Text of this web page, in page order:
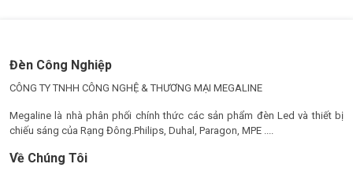
Đèn Công Nghiệp
CÔNG TY TNHH CÔNG NGHỆ & THƯƠNG MẠI MEGALINE
Megaline là nhà phân phối chính thức các sản phẩm đèn Led và thiết bị
chiếu sáng của Rạng Đông.Philips, Duhal, Paragon, MPE ....
Về Chúng Tôi